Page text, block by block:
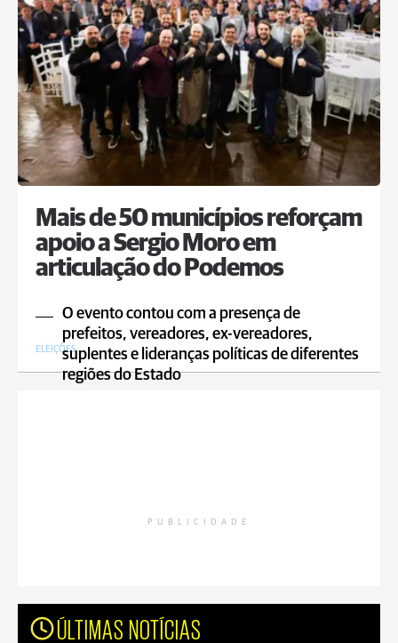
Mais de 50 municípios reforçam
apoio a Sergio Moro em
articulação do Podemos
O evento contou com a presença de
prefeitos, vereadores, ex-vereadores,
suplentes e lideranças políticas de diferentes
regiões do Estado
ELEIÇÕES
PUBLICIDADE
ÚLTIMAS NOTÍCIAS